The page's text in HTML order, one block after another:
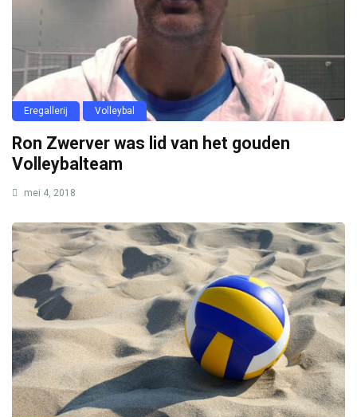
Eregallerij Volleybal
Ron Zwerver was lid van het gouden
Volleybalteam
mei 4, 2018